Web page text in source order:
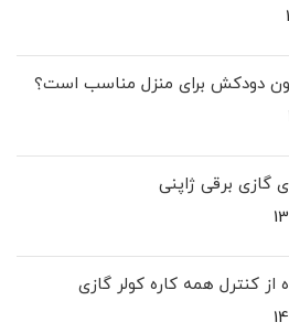
دودکش برای منزل مناسب است؟
گازی برقی ژاپنی
از کنترل همه کاره کولر گازی